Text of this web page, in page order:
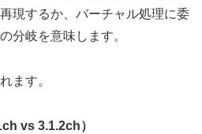
現するか、バーチャル処理に委
分岐を意味します。
ます。
vs 3.1.2ch）